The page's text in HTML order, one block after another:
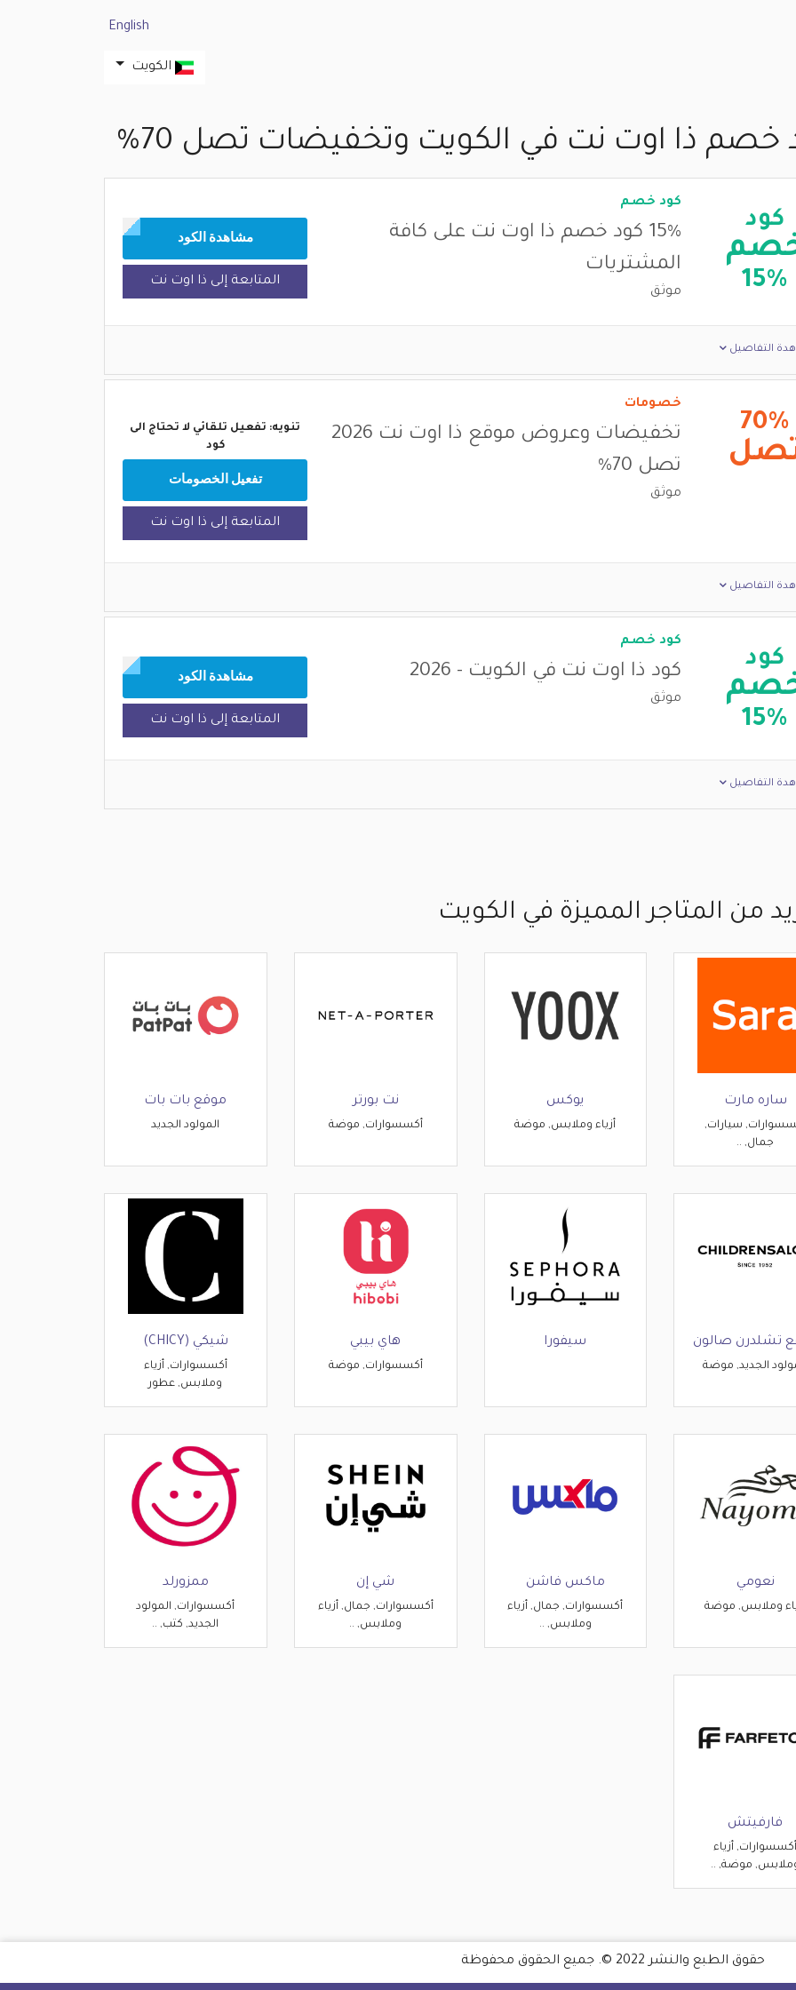
English
الكويت
خصم ذا اوت نت في الكويت وتخفيضات تصل 70%
كود
15%
كود خصم
15% كود خصم ذا اوت نت على كافة
المشتريات
موثق
مشاهدة الكود
المتابعة إلى ذا اوت نت
التفاصيل
70%
خصومات
تخفيضات وعروض موقع ذا اوت نت 2026
تصل 70%
موثق
تنويه: تفعيل تلقائي لا تحتاج الى
كود
تفعيل الخصومات
المتابعة إلى ذا اوت نت
التفاصيل
كود
15%
كود خصم
كود ذا اوت نت في الكويت - 2026
موثق
مشاهدة الكود
المتابعة إلى ذا اوت نت
التفاصيل
من المتاجر المميزة في الكويت
ساره مارت
سيارات,
جمال, ..
يوكس
أزياء وملابس, موضة
نت بورتر
أكسسوارات, موضة
موقع بات بات
المولود الجديد
تشلدرن صالون
الجديد, موضة
سيفورا هاي بيبي
أكسسوارات, موضة
شيكي (CHICY)
أكسسوارات, أزياء
وملابس, عطور
نعومي
وملابس, موضة
ماكس فاشن
أكسسوارات, جمال, أزياء
وملابس, ..
شي إن
أكسسوارات, جمال, أزياء
وملابس, ..
ممزورلد
أكسسوارات, المولود
الجديد, كتب, ..
فارفيتش
أكسسوارات, أزياء
موضة, ..
حقوق الطبع والنشر 2022 ©. جميع الحقوق محفوظة